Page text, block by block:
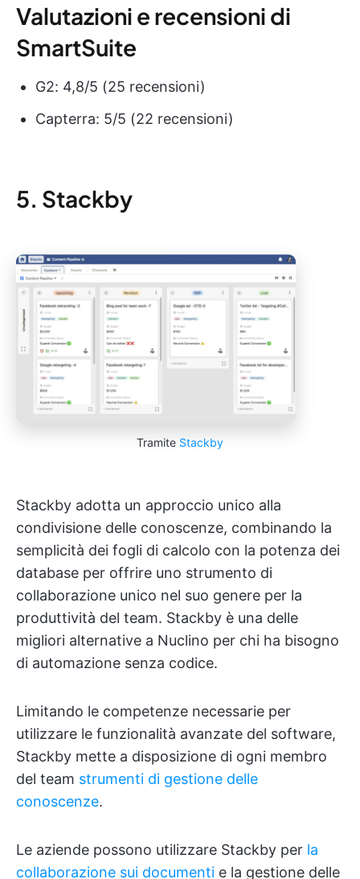
Valutazioni e recensioni di
SmartSuite
G2: 4,8/5 (25 recensioni)
Capterra: 5/5 (22 recensioni)
5. Stackby
Tramite Stackby
Stackby adotta un approccio unico alla
condivisione delle conoscenze, combinando la
semplicità dei fogli di calcolo con la potenza dei
database per offrire uno strumento di
collaborazione unico nel suo genere per la
produttività del team. Stackby è una delle
migliori alternative a Nuclino per chi ha bisogno
di automazione senza codice.
Limitando le competenze necessarie per
utilizzare le funzionalità avanzate del software,
Stackby mette a disposizione di ogni membro
del team strumenti di gestione delle
conoscenze.
Le aziende possono utilizzare Stackby per la
collaborazione sui documenti e la gestione delle